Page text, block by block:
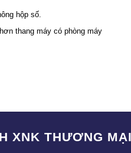
hộp số.
thang máy có phòng máy
XNK THƯƠNG